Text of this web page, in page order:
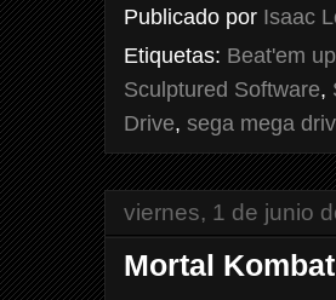
Publicado por Isaac
Etiquetas: Beat'em up
Sculptured Software,
Drive, sega mega
viernes, 1 de junio
Mortal